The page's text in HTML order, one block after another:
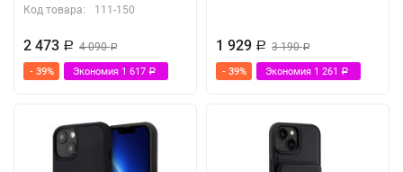
Код товара: 111-150
2 473 Р 4 090Р
- 39% Экономия 1 617 Р
1 929 Р 3 190Р
- 39% Экономия 1 261 Р